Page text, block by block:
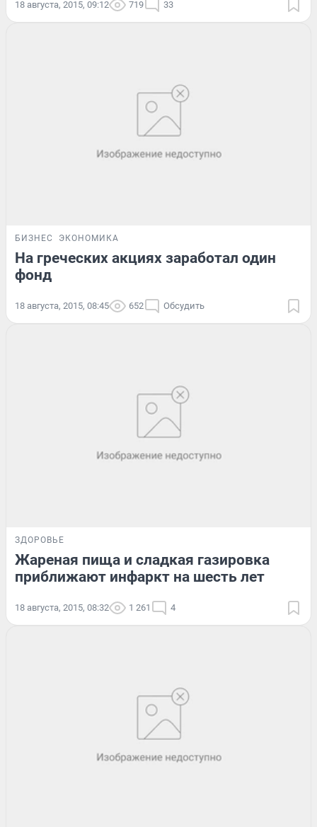
18 августа, 2015, 09:12 719 33
БИЗНЕС ЭКОНОМИКА
На греческих акциях заработал один
фонд
18 августа, 2015, 08:45 652 Обсудить
ЗДОРОВЬЕ
Жареная пища и сладкая газировка
приближают инфаркт на шесть лет
18 августа, 2015, 08:32 1 261 4